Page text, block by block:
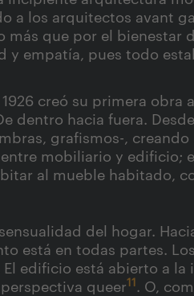
los arquitectos avant
que por el bienestar
empatía, pues todo
creó su primera obra
dentro hacia fuera.
grafismos-,
mobiliario y
al mueble habitado,
del hogar.
está en todas partes.
edificio está abierto a
queer11. O,